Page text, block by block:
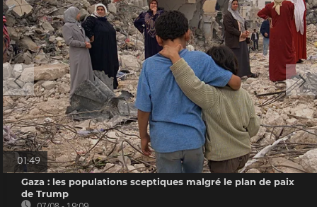
01:49
Gaza : les populations sceptiques malgré le plan de paix
de Trump